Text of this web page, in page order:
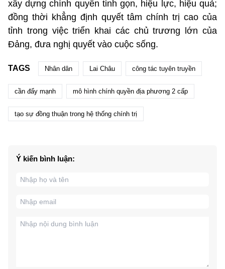
xây dựng chính quyền tinh gọn, hiệu lực, hiệu quả;
đồng thời khẳng định quyết tâm chính trị cao của
tỉnh trong việc triển khai các chủ trương lớn của
Đảng, đưa nghị quyết vào cuộc sống.
TAGS Nhân dân Lai Châu công tác tuyên truyền
cần đẩy mạnh mô hình chính quyền địa phương 2 cấp
tạo sự đồng thuận trong hệ thống chính trị
Ý kiến bình luận: